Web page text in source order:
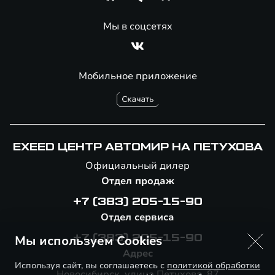
Мобильное приложение
Мы в соцсетях
EXEED ЦЕНТР АВТОМИР НА ПЕТУХОВА
Официальный дилер
Отдел продаж
+7 (383) 205-15-90
Отдел сервиса
+7 (383) 205-15-90
Адрес
Мы используем Cookies
Используя сайт, вы соглашаетесь с политикой обработки